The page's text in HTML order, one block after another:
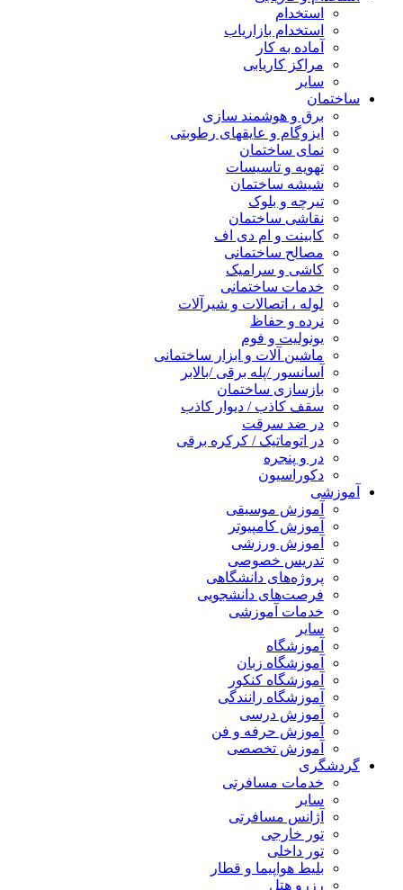
استخدام
استخدام بازاریاب
آماده به کار
مراکز کاریابی
سایر
ساختمان
برق و هوشمند سازی
ایزوگام و عایقهای رطوبتی
نمای ساختمان
تهویه و تاسیسات
شیشه ساختمان
تیرچه و بلوک
نقاشی ساختمان
کابینت و ام دی اف
مصالح ساختمانی
کاشی و سرامیک
خدمات ساختمانی
لوله ، اتصالات و شیرآلات
نرده و حفاظ
یونولیت و فوم
ماشین آلات و ابزار ساختمانی
آسانسور /پله برقی /بالابر
بازسازی ساختمان
سقف کاذب / دیوار کاذب
در ضد سرقت
در اتوماتیک / کرکره برقی
در و پنجره
دکوراسیون
آموزشی
آموزش موسیقی
آموزش کامپیوتر
آموزش ورزشی
تدریس خصوصی
پروژه‌های دانشگاهی
فرصت‌های دانشجویی
خدمات آموزشی
سایر
آموزشگاه
آموزشگاه زبان
آموزشگاه کنکور
آموزشگاه رانندگی
آموزش درسی
آموزش حرفه و فن
آموزش تخصصی
گردشگری
خدمات مسافرتی
سایر
آژانس مسافرتی
تور خارجی
تور داخلی
بلیط هواپیما و قطار
رزرو هتل